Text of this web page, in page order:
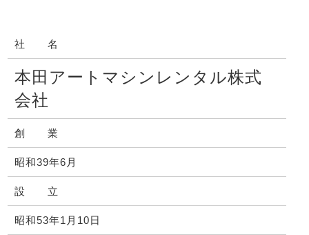
社 名
本田アートマシンレンタル株式
会社
創 業
昭和39年6月
設 立
昭和53年1月10日